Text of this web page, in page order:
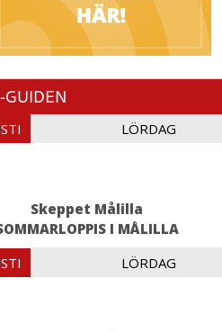
LÖRDAG
Skeppet Målilla
I MÅLILLA
LÖRDAG